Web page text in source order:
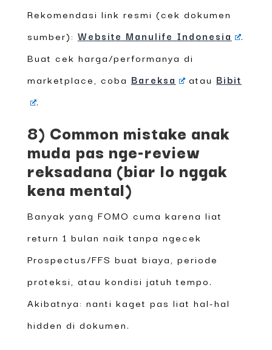
Rekomendasi link resmi (cek dokumen
sumber): Website Manulife Indonesia
.
Buat cek harga/performanya di
marketplace, coba Bareksa atau Bibit
.
8) Common mistake anak
muda pas nge-review
reksadana (biar lo nggak
kena mental)
Banyak yang FOMO cuma karena liat
return 1 bulan naik tanpa ngecek
Prospectus/FFS buat biaya, periode
proteksi, atau kondisi jatuh tempo.
Akibatnya: nanti kaget pas liat hal-hal
hidden di dokumen.